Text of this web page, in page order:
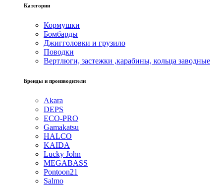
Категории
Кормушки
Бомбарды
Джигголовки и грузило
Поводки
Вертлюги, застежки ,карабины, кольца заводные
Бренды и производители
Akara
DEPS
ECO-PRO
Gamakatsu
HALCO
KAIDA
Lucky John
MEGABASS
Pontoon21
Salmo